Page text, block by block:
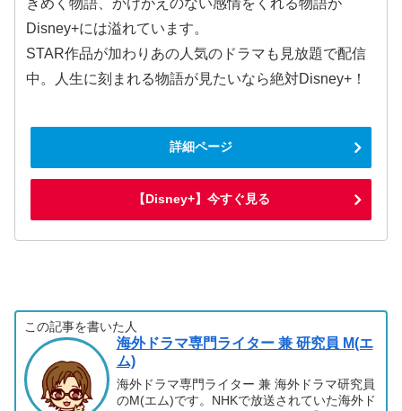
きめく物語、かけがえのない感情をくれる物語が
Disney+には溢れています。
STAR作品が加わりあの人気のドラマも見放題で配信
中。人生に刻まれる物語が見たいなら絶対Disney+！
詳細ページ
【Disney+】今すぐ見る
この記事を書いた人
海外ドラマ専門ライター 兼 研究員 M(エ
ム)
海外ドラマ専門ライター 兼 海外ドラマ研究員
のM(エム)です。NHKで放送されていた海外ド